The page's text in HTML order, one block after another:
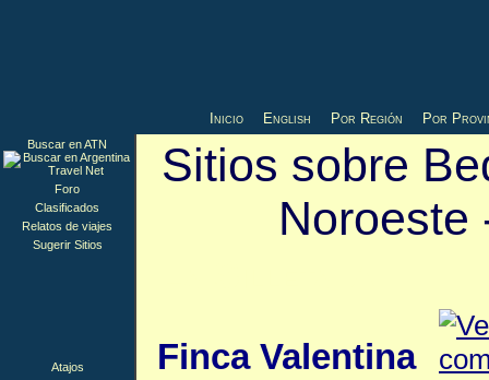
Inicio English Por Región Por
Sitios sobre
Finca Valentina
Buscar en ATN
Foro
Clasificados
Relatos de viajes
Sugerir Sitios
Atajos